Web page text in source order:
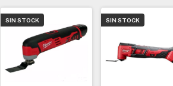
SIN STOCK SIN STOCK